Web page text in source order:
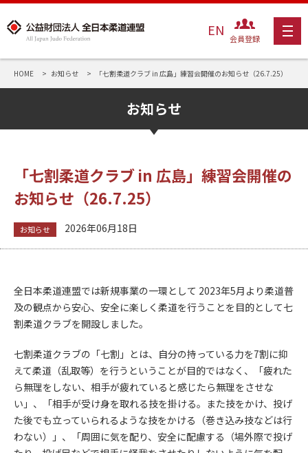
EN 会員登録
HOME お知らせ 「七割柔道クラブ in 広島」練習会開催のお知らせ（26.7.25）
お知らせ
「七割柔道クラブ in 広島」練習会開催の
お知らせ（26.7.25）
お知らせ 2026年06月18日
全日本柔道連盟では新規事業の一環として 2023年5月より柔道普
及の観点から安心、安全に楽しく柔道を行うことを目的として七
割柔道クラブを開設しました。
七割柔道クラブの「七割」とは、自分の持っている力を7割に抑
えて柔道（乱取等）を行うということが目的ではなく、「疲れた
ら無理をしない、相手が疲れていると感じたら無理をさせな
い」、「相手が受け身を取れる技を掛ける。また技をかけ、投げ
た後でも立っていられるような技をかける（巻き込み技などは行
わない）」、「周囲に気を配り、安全に配慮する（場外際で投げ